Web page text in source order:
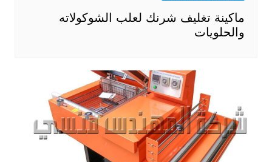
ماكينة تغليف شرنك لعلب الشوكولاته
والحلويات